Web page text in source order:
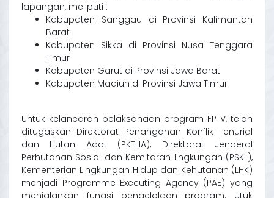
lapangan, meliputi :
Kabupaten Sanggau di Provinsi Kalimantan
Barat
Kabupaten Sikka di Provinsi Nusa Tenggara
Timur
Kabupaten Garut di Provinsi Jawa Barat
Kabupaten Madiun di Provinsi Jawa Timur
Untuk kelancaran pelaksanaan program FP V, telah
ditugaskan Direktorat Penanganan Konflik Tenurial
dan Hutan Adat (PKTHA), Direktorat Jenderal
Perhutanan Sosial dan Kemitaran lingkungan (PSKL),
Kementerian Lingkungan Hidup dan Kehutanan (LHK)
menjadi Programme Executing Agency (PAE) yang
menjalankan fungsi pengelolaan program. Utuk